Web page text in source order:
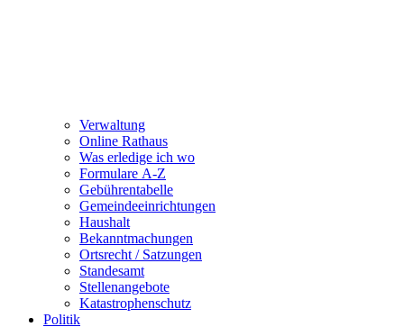
Verwaltung
Online Rathaus
Was erledige ich wo
Formulare A-Z
Gebührentabelle
Gemeindeeinrichtungen
Haushalt
Bekanntmachungen
Ortsrecht / Satzungen
Standesamt
Stellenangebote
Katastrophenschutz
Politik